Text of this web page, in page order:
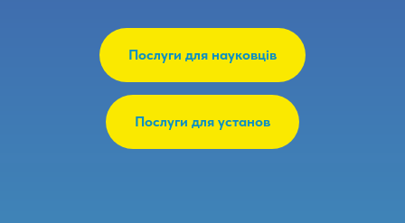
Послуги для науковців
Послуги для установ